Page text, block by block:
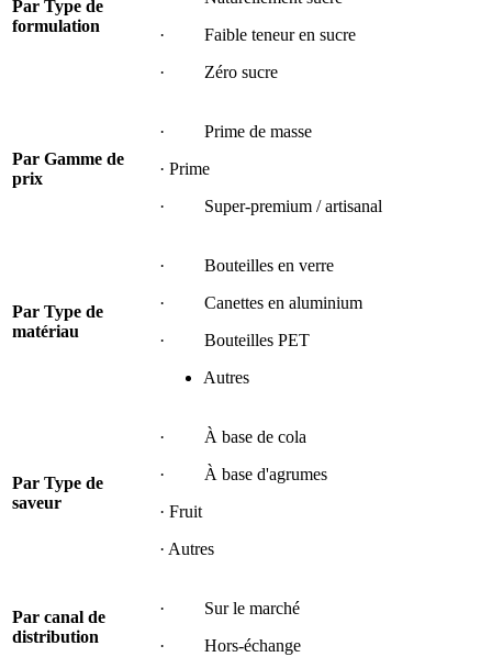
Par Type de
formulation
· Faible teneur en sucre
· Zéro sucre
Par Gamme de
prix
· Prime de masse
· Prime
· Super-premium / artisanal
Par Type de
matériau
· Bouteilles en verre
· Canettes en aluminium
· Bouteilles PET
Autres
Par Type de
saveur
· À base de cola
· À base d'agrumes
· Fruit
· Autres
Par canal de
distribution
· Sur le marché
· Hors-échange